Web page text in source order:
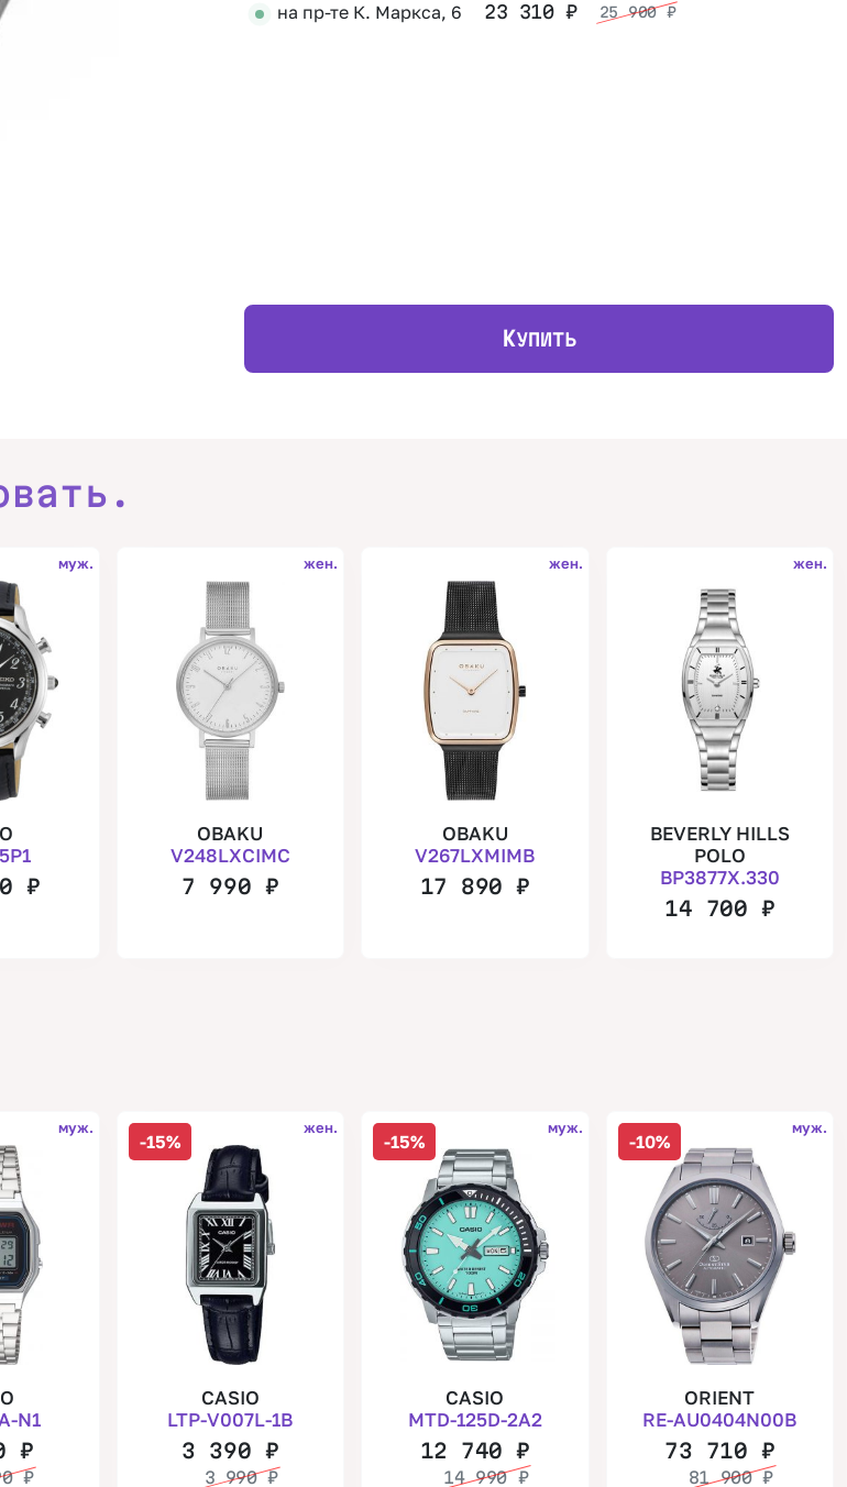
на пр-те К. Маркса, 6 23 310₽ 25 900₽
КУПИТЬ
муж.
₽
жен.
OBAKU
V248LXCIMC
7 990 ₽
жен.
OBAKU
V267LXMIMB
17 890₽
жен.
BEVERLY HILLS
POLO
BP3877X.330
14 700 ₽
муж.
N1
₽
₽
-15%
жен.
CASIO
LTP-V007L-1B
3 390 ₽
3 990₽
-15%
муж.
CASIO
MTD-125D-2A2
12 740₽
14 990 ₽
-10%
муж.
ORIENT
RE-AU0404N00B
73 710 ₽
81 900₽